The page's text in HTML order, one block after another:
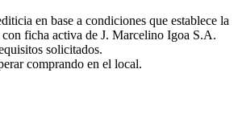
en base a condiciones que establece la
ficha activa de J. Marcelino Igoa S.A.
solicitados.
comprando en el local.